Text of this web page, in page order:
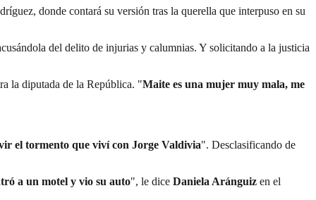
donde contará su versión tras la querella que interpuso en su
del delito de injurias y calumnias. Y solicitando a la justicia
la diputada de la República. "Maite es una mujer muy mala, me
el tormento que viví con Jorge Valdivia". Desclasificando de
a un motel y vio su auto", le dice Daniela Aránguiz en el